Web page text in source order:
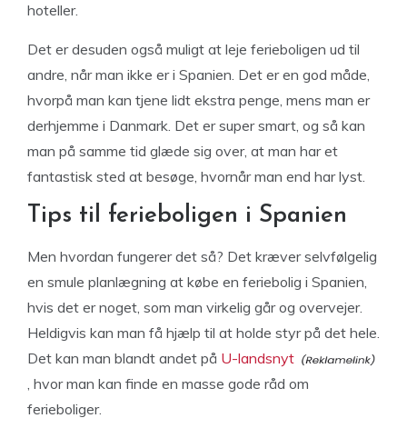
hoteller.
Det er desuden også muligt at leje ferieboligen ud til
andre, når man ikke er i Spanien. Det er en god måde,
hvorpå man kan tjene lidt ekstra penge, mens man er
derhjemme i Danmark. Det er super smart, og så kan
man på samme tid glæde sig over, at man har et
fantastisk sted at besøge, hvornår man end har lyst.
Tips til ferieboligen i Spanien
Men hvordan fungerer det så? Det kræver selvfølgelig
en smule planlægning at købe en feriebolig i Spanien,
hvis det er noget, som man virkelig går og overvejer.
Heldigvis kan man få hjælp til at holde styr på det hele.
Det kan man blandt andet på U-landsnyt
, hvor man kan finde en masse gode råd om
ferieboliger.